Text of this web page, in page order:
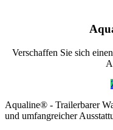
Verschaffen Sie sich
Aqualine® - Trailerbarer
und umfangreicher